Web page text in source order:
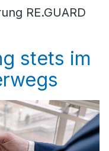
RE.GUARD
stets im